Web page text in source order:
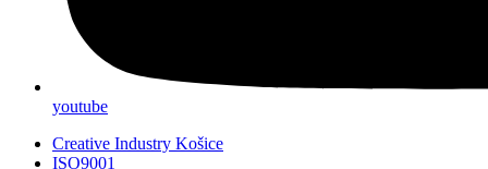
youtube
Creative Industry Košice
ISO9001